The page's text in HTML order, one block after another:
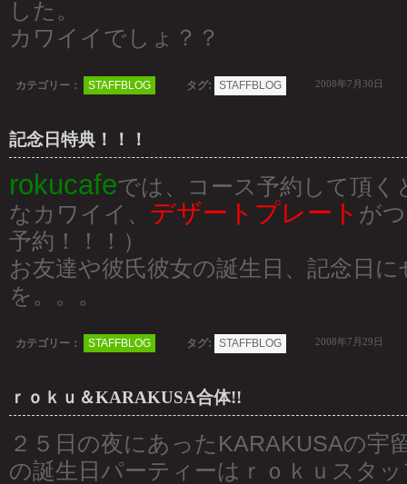
した。
カワイイでしょ？？
カテゴリー： STAFFBLOG タグ: STAFFBLOG 2008年7月30日
記念日特典！！！
rokucafeでは、コース予約して頂く
なカワイイ、 デザートプレート が
予約！！！）
お友達や彼氏彼女の誕生日、記念日
を。。。
カテゴリー： STAFFBLOG タグ: STAFFBLOG 2008年7月29日
ｒｏｋｕ＆KARAKUSA合体!!
２５日の夜にあったKARAKUSAの宇
の誕生日パーティーはｒｏｋｕスタ